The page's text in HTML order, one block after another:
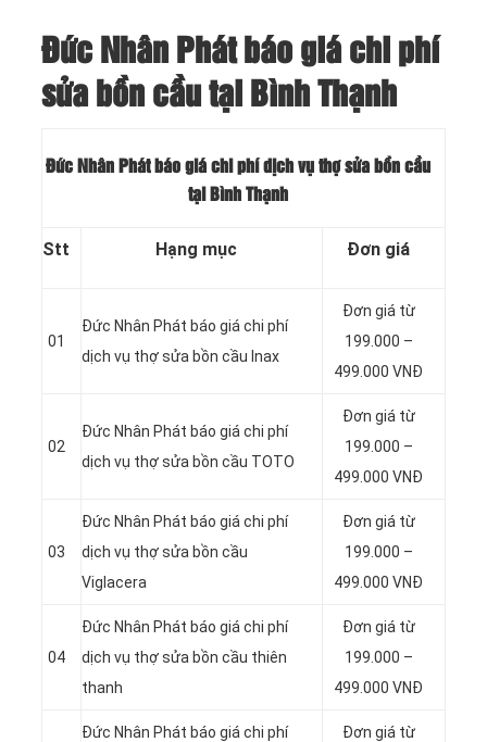
Đức Nhân Phát báo giá chi phí
sửa bồn cầu tại Bình Thạnh
Đức Nhân Phát báo giá chi phí dịch vụ thợ sửa bồn cầu
tại Bình Thạnh
Stt Hạng mục Đơn giá
01
Đức Nhân Phát báo giá chi phí
dịch vụ thợ sửa bồn cầu Inax
Đơn giá từ
199.000 –
499.000 VNĐ
02
Đức Nhân Phát báo giá chi phí
dịch vụ thợ sửa bồn cầu TOTO
Đơn giá từ
199.000 –
499.000 VNĐ
03
Đức Nhân Phát báo giá chi phí
dịch vụ thợ sửa bồn cầu
Viglacera
Đơn giá từ
199.000 –
499.000 VNĐ
04
Đức Nhân Phát báo giá chi phí
dịch vụ thợ sửa bồn cầu thiên
thanh
Đơn giá từ
199.000 –
499.000 VNĐ
Đức Nhân Phát báo giá chi phí
Đơn giá từ